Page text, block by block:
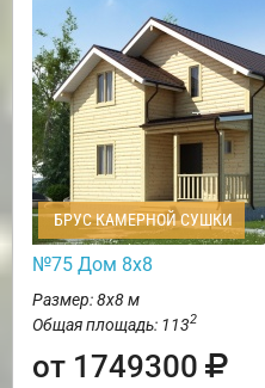
БРУС КАМЕРНОЙ СУШКИ
№75 Дом 8х8
Размер: 8х8 м
Общая площадь: 1132
от 1749300